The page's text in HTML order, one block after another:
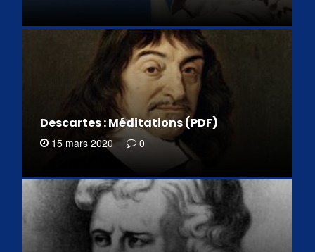
Descartes : Méditations (PDF)
15 mars 2020 0